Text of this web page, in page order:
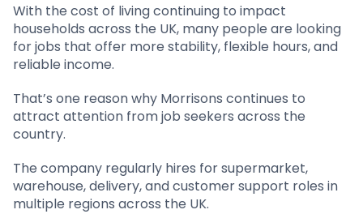
With the cost of living continuing to impact
households across the UK, many people are looking
for jobs that offer more stability, flexible hours, and
reliable income.
That’s one reason why Morrisons continues to
attract attention from job seekers across the
country.
The company regularly hires for supermarket,
warehouse, delivery, and customer support roles in
multiple regions across the UK.